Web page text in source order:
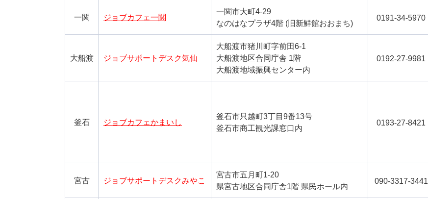
一関 ジョブカフェ一関
一関市大町4-29
なのはなプラザ4階 (旧新鮮館おおまち)
0191-34-5970
大船渡 ジョブサポートデスク気仙
大船渡市猪川町字前田6-1
大船渡地区合同庁舎 1階
大船渡地域振興センター内
0192-27-9981
釜石 ジョブカフェかまいし
釜石市只越町3丁目9番13号
釜石市商工観光課窓口内
0193-27-8421
宮古 ジョブサポートデスクみやこ
宮古市五月町1-20
県宮古地区合同庁舎1階 県民ホール内
090-3317-3441